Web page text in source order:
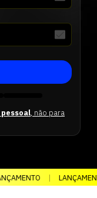
, não para